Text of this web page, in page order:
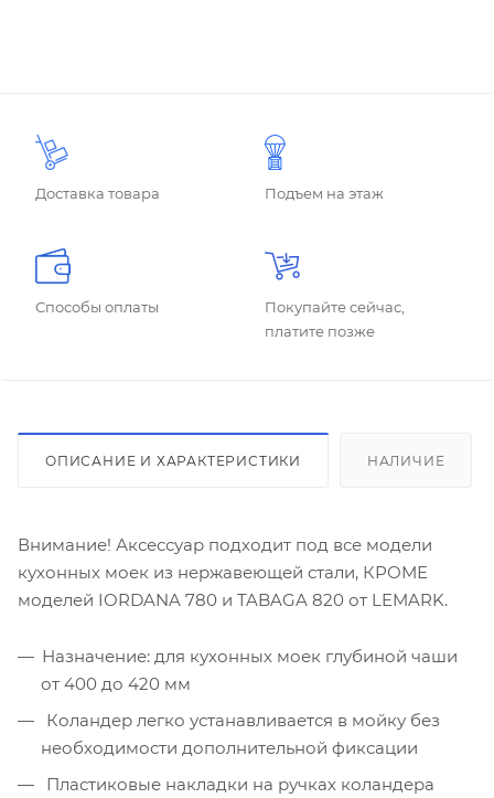
Доставка товара Подъем на этаж
Способы оплаты
Покупайте сейчас,
платите позже
ОПИСАНИЕ И ХАРАКТЕРИСТИКИ НАЛИЧИЕ
Внимание! Аксессуар подходит под все модели
кухонных моек из нержавеющей стали, КРОМЕ
моделей IORDANA 780 и TABAGA 820 от LEMARK.
Назначение: для кухонных моек глубиной чаши
от 400 до 420 мм
Коландер легко устанавливается в мойку без
необходимости дополнительной фиксации
Пластиковые накладки на ручках коландера